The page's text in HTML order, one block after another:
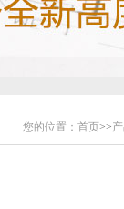
您的位置： 首页>>